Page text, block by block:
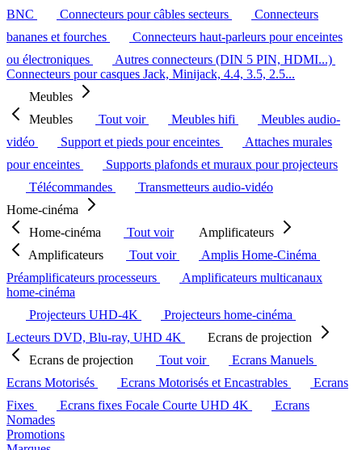
BNC
Connecteurs pour câbles secteurs
Connecteurs
bananes et fourches
Connecteurs haut-parleurs pour enceintes
ou électroniques
Autres connecteurs (DIN 5 PIN, HDMI...)
Connecteurs pour casques Jack, Minijack, 4.4, 3.5, 2.5...
Meubles
Meubles
Tout voir Meubles hifi
Meubles audio-
vidéo
Support et pieds pour enceintes
Attaches murales
pour enceintes
Supports plafonds et muraux pour projecteurs
Télécommandes
Transmetteurs audio-vidéo
Home-cinéma
Home-cinéma
Tout voir
Amplificateurs
Amplificateurs
Tout voir
Amplis Home-Cinéma
Préamplificateurs processeurs
Amplificateurs multicanaux
home-cinéma
Projecteurs UHD-4K
Projecteurs home-cinéma
Lecteurs DVD, Blu-ray, UHD 4K
Ecrans de projection
Ecrans de projection
Tout voir
Ecrans Manuels
Ecrans Motorisés
Ecrans Motorisés et Encastrables
Ecrans
Fixes
Ecrans fixes Focale Courte UHD 4K
Ecrans
Nomades
Promotions